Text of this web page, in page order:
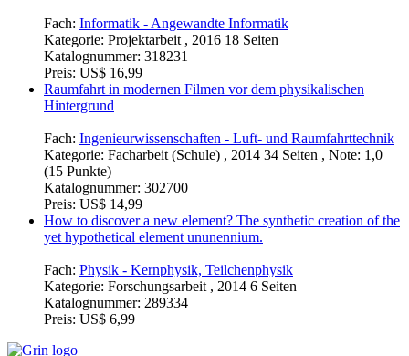
Fach: Informatik - Angewandte Informatik
Kategorie: Projektarbeit , 2016 18 Seiten
Katalognummer: 318231
Preis: US$ 16,99
Raumfahrt in modernen Filmen vor dem physikalischen
Hintergrund
Fach: Ingenieurwissenschaften - Luft- und Raumfahrttechnik
Kategorie: Facharbeit (Schule) , 2014 34 Seiten , Note: 1,0
(15 Punkte)
Katalognummer: 302700
Preis: US$ 14,99
How to discover a new element? The synthetic creation of the
yet hypothetical element ununennium.
Fach: Physik - Kernphysik, Teilchenphysik
Kategorie: Forschungsarbeit , 2014 6 Seiten
Katalognummer: 289334
Preis: US$ 6,99